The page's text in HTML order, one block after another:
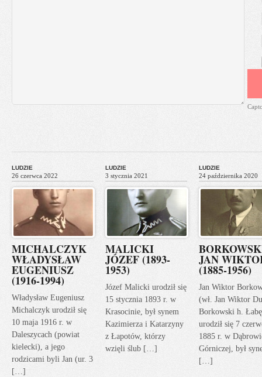
LUDZIE
26 czerwca 2022
MICHALCZYK
WŁADYSŁAW
EUGENIUSZ
(1916-1994)
Władysław Eugeniusz
Michalczyk urodził się
10 maja 1916 r. w
Daleszycach (powiat
kielecki), a jego
rodzicami byli Jan (ur. 3
[…]
LUDZIE
3 stycznia 2021
MALICKI
JÓZEF (1893-
1953)
Józef Malicki urodził się
15 stycznia 1893 r. w
Krasocinie, był synem
Kazimierza i Katarzyny
z Łapotów, którzy
wzięli ślub […]
LUDZIE
24 października 2020
JAN
(1885-1956)
Jan Wiktor
(wł. Jan Wiktor
Borkowski h.
urodził się 7
1885 r. w
Górniczej, był
[…]